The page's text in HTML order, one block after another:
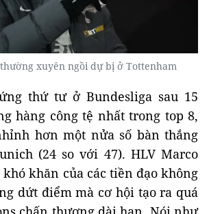
xuyên ngồi dự bị ở Tottenham
thứ tư ở Bundesliga sau 15
hàng công tệ nhất trong top 8,
hơn một nửa số bàn thắng
(24 so với 47). HLV Marco
khó khăn của các tiền đạo không
dứt điểm mà cơ hội tạo ra quá